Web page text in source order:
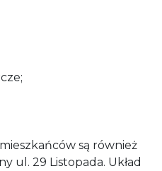
są również
ul. 29 Listopada. Układ